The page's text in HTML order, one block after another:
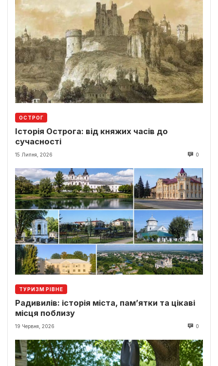
ОСТРОГ
Історія Острога: від княжих часів до
сучасності
15 Липня, 2026 0
ТУРИЗМ РІВНЕ
Радивилів: історія міста, пам’ятки та цікаві
місця поблизу
19 Червня, 2026 0